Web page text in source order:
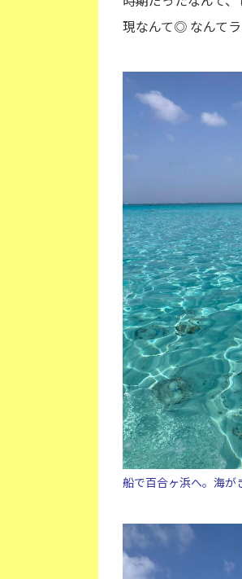
現なんて◎ なんて
船で百合ヶ浜へ。海が